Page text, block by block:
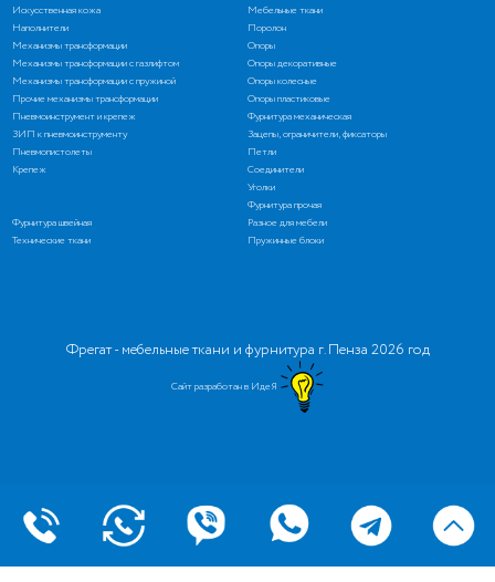
Искусственная кожа
Мебельные ткани
Наполнители
Поролон
Механизмы трансформации
Механизмы трансформации с газлифтом
Механизмы трансформации с пружиной
Прочие механизмы трансформации
Опоры
Опоры декоративные
Опоры колесные
Опоры пластиковые
Пневмоинструмент и крепеж
ЗИП к пневмоинструменту
Пневмопистолеты
Крепеж
Фурнитура механическая
Зацепы, ограничители, фиксаторы
Петли
Соединители
Уголки
Фурнитура прочая
Фурнитура швейная
Разное для мебели
Технические ткани
Пружинные блоки
Фрегат - мебельные ткани и фурнитура г. Пенза 2026 год
Сайт разработан в ИдеЯ